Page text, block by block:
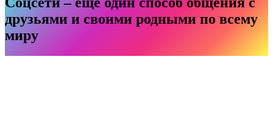
друзьями и своими родными по всему
миру